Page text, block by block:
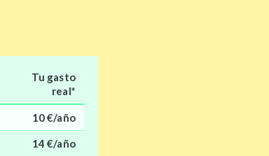
Tu gasto
real*
10 €/año
14 €/año